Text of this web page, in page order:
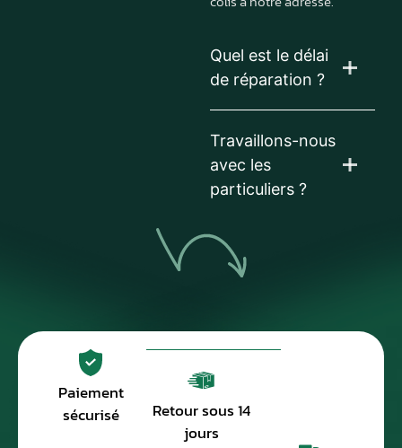
Quel est le délai
de réparation ?
Travaillons-nous
avec les
particuliers ?
Paiement
sécurisé
Retour sous 14
jours